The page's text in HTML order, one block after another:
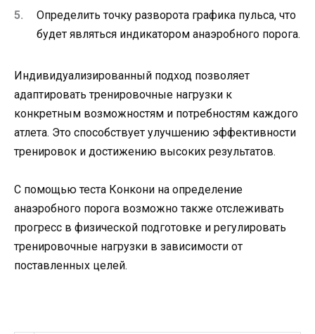
Определить точку разворота графика пульса, что
будет являться индикатором анаэробного порога.
Индивидуализированный подход позволяет
адаптировать тренировочные нагрузки к
конкретным возможностям и потребностям каждого
атлета. Это способствует улучшению эффективности
тренировок и достижению высоких результатов.
С помощью теста Конкони на определение
анаэробного порога возможно также отслеживать
прогресс в физической подготовке и регулировать
тренировочные нагрузки в зависимости от
поставленных целей.